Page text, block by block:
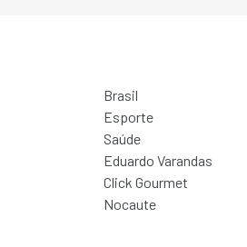
Brasil
Esporte
Saúde
Eduardo Varandas
Click Gourmet
Nocaute